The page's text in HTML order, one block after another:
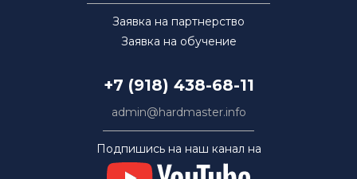
Заявка на партнерство
Заявка на обучение
+7 (918) 438-68-11
admin@hardmaster.info
Подпишись на наш канал на